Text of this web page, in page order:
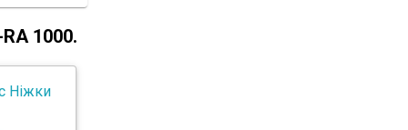
1000.
Ніжки